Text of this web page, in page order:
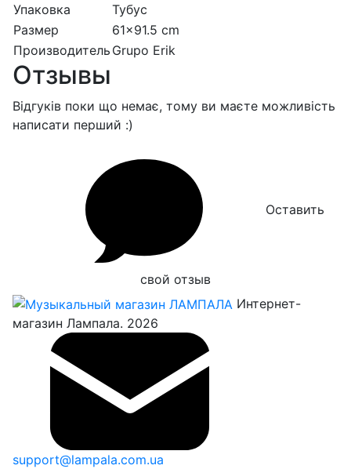
Упаковка
Тубус
Размер
61x91.5 cm
Производитель Grupo Erik
Отзывы
Відгуків поки що немає, тому ви маєте можливість
написати перший :)
Оставить
свой отзыв
Интернет-
магазин Лампала. 2026
support@lampala.com.ua